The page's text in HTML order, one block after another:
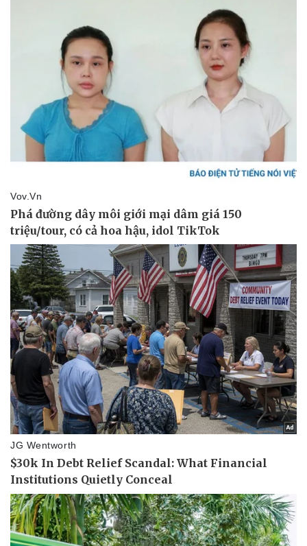
Thể thao
Bóng đá
Lịch thi đấu bóng đá
Thế giới thể thao
eSports
Hậu trường
Ô tô - Xe máy
Ô tô
Xe máy
Tư vấn